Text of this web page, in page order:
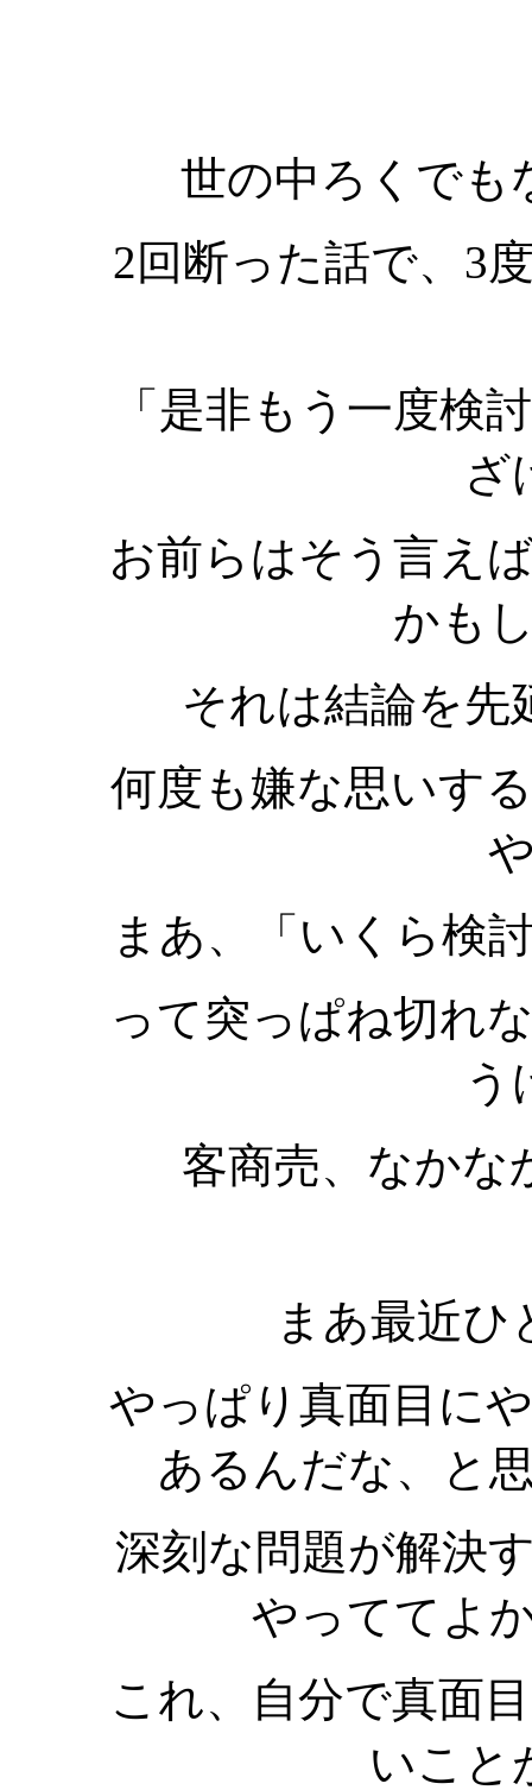
世の中ろくでも
2回断った話で、3
「是非もう一度検
ざ
お前らはそう言え
かも
それは結論を先
何度も嫌な思いす
まあ、「いくら検
って突っぱね切れ
う
客商売、なかな
まあ最近ひ
やっぱり真面目に
あるんだな、と
深刻な問題が解決
やっててよ
これ、自分で真面
いこと